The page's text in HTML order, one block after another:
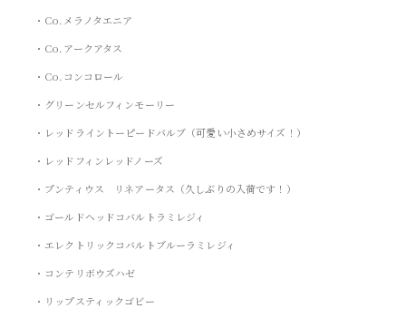
・Co.メラノタエニア
・Co.アークアタス
・Co.コンコロール
・グリーンセルフィンモーリー
・レッドライントーピードバルブ（可愛い小さめサイズ！）
・レッドフィンレッドノーズ
・プンティウス リネアータス（久しぶりの入荷です！）
・ゴールドヘッドコバルトラミレジィ
・エレクトリックコバルトブルーラミレジィ
・コンテリボウズハゼ
・リップスティックゴビー